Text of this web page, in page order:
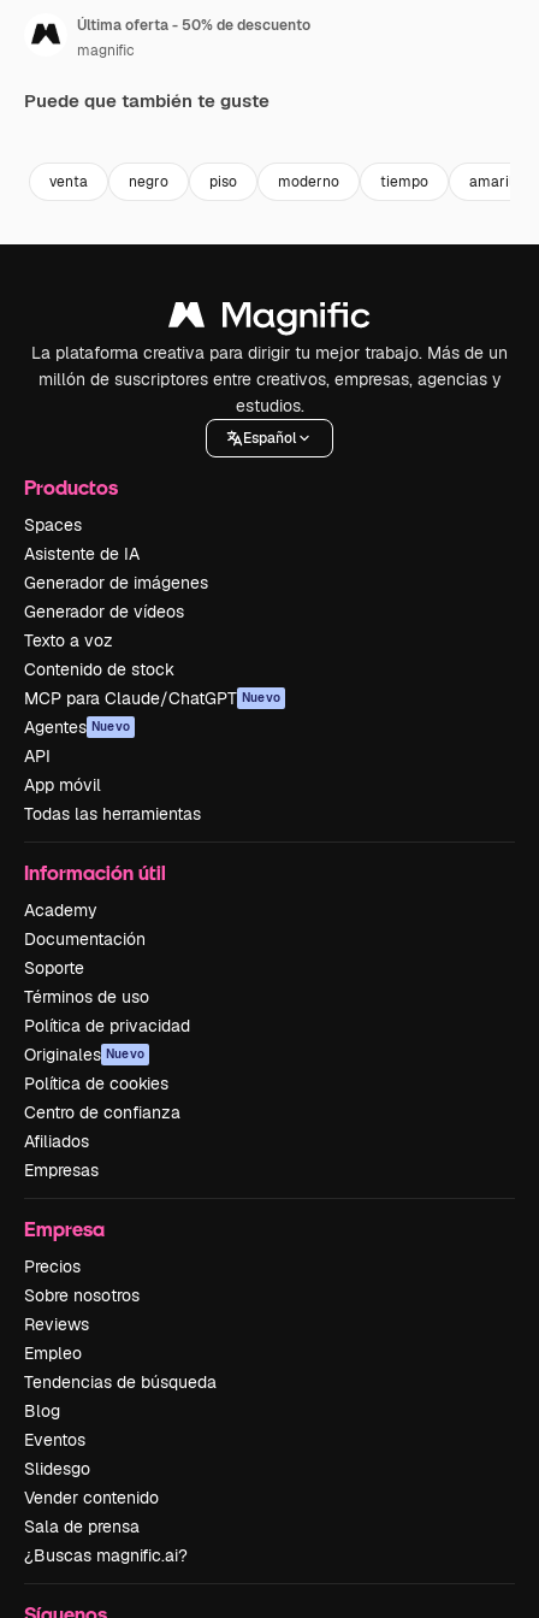
Última oferta - 50% de descuento
magnific
Puede que también te guste
venta negro piso moderno tiempo amarillo
La plataforma creativa para dirigir tu mejor trabajo. Más de un
millón de suscriptores entre creativos, empresas, agencias y
estudios.
Español
Productos
Spaces
Asistente de IA
Generador de imágenes
Generador de vídeos
Texto a voz
Contenido de stock
MCP para Claude/ChatGPT Nuevo
Agentes Nuevo
API
App móvil
Todas las herramientas
Información útil
Academy
Documentación
Soporte
Términos de uso
Política de privacidad
Originales Nuevo
Política de cookies
Centro de confianza
Afiliados
Empresas
Empresa
Precios
Sobre nosotros
Reviews
Empleo
Tendencias de búsqueda
Blog
Eventos
Slidesgo
Vender contenido
Sala de prensa
¿Buscas magnific.ai?